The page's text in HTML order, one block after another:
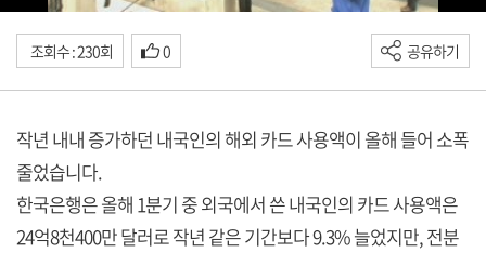
조회수 : 230회 0 공유하기
작년 내내 증가하던 내국인의 해외 카드 사용액이 올해 들어 소폭
줄었습니다.
한국은행은 올해 1분기 중 외국에서 쓴 내국인의 카드 사용액은
24억8천400만 달러로 작년 같은 기간보다 9.3% 늘었지만, 전분